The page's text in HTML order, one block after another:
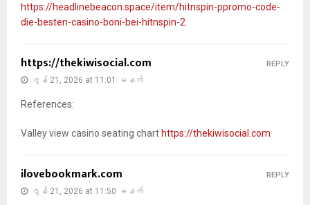
https://headlinebeacon.space/item/hitnspin-ppromo-code-
die-besten-casino-boni-bei-hitnspin-2
https://thekiwisocial.com
ဇွန် 21, 2026 at 11:01 မနက်
References:
Valley view casino seating chart https://thekiwisocial.com
REPLY
ilovebookmark.com
ဇွန် 21, 2026 at 11:50 မနက်
REPLY